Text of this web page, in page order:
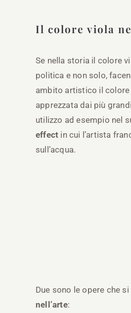
Il colore viola
Se nella storia il colore
politica e non solo,
ambito artistico il colore
apprezzata dai più
utilizzo ad esempio nel
effect in cui l’artista
sull’acqua.
Due sono le opere che
nell’arte: